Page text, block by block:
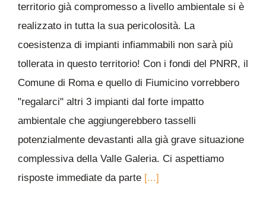
territorio già compromesso a livello ambientale si è
realizzato in tutta la sua pericolosità. La
coesistenza di impianti infiammabili non sarà più
tollerata in questo territorio! Con i fondi del PNRR, il
Comune di Roma e quello di Fiumicino vorrebbero
"regalarci" altri 3 impianti dal forte impatto
ambientale che aggiungerebbero tasselli
potenzialmente devastanti alla già grave situazione
complessiva della Valle Galeria. Ci aspettiamo
risposte immediate da parte [...]